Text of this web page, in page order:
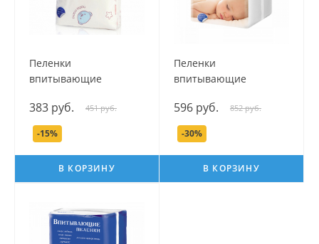
Пеленки
впитывающие
одноразовые серии
Наша мама, 60х60 см, 5
шт.
383 руб. 451 руб.
-15%
В КОРЗИНУ
Пеленки
впитывающие
одноразовые детские
серии Наша Мама,
60х60 см, 10 шт.
596 руб. 852 руб.
-30%
В КОРЗИНУ